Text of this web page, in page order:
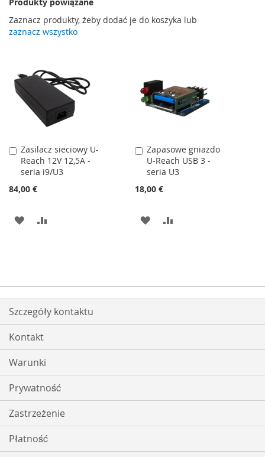
Zaznacz produkty, żeby dodać je do koszyka lub
zaznacz wszystko
Zasilacz sieciowy U-
Reach 12V 12,5A -
seria i9/U3
84,00 €
Dodaj
do
koszyka
DODAJ
Zapasowe gniazdo
U-Reach USB 3 -
seria U3
18,00 €
Dodaj
do
koszyka
DODAJ
Szczegóły kontaktu
Kontakt
Warunki
Prywatność
Zastrzeżenie
Płatność